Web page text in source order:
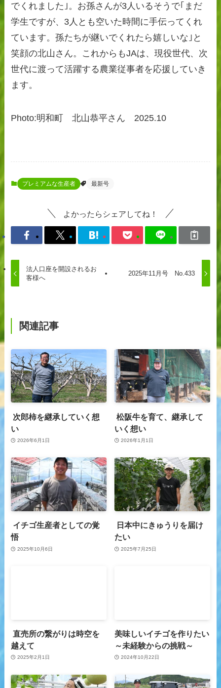
でくれました｣。お孫さんが3人いるそうで｢まだ
学生ですが、3人とも空いた時間に手伝ってくれ
ています。孫たちが継いでくれたら嬉しいな｣と
笑顔の北山さん。これからもJAは、現役世代、次
世代に渡って活躍する農業従事者を応援していき
ます。
Photo:明和町 北山恭平さん 2025.10
プレミアムな生産者 最新号
よかったらシェアしてね！
法人口座を開設されるお
客様へ
2025年11月号 No.433
関連記事
次郎柿を継承していく想
い
2026年6月1日
松阪牛を育て、継承して
いく想い
2026年1月1日
イチゴ生産者としての覚
悟
2025年10月6日
日本中にきゅうりを届け
たい
2025年7月25日
直売所の繋がりは時空を
越えて
2025年2月1日
美味しいイチゴを作りたい
～未経験からの挑戦～
2024年10月22日